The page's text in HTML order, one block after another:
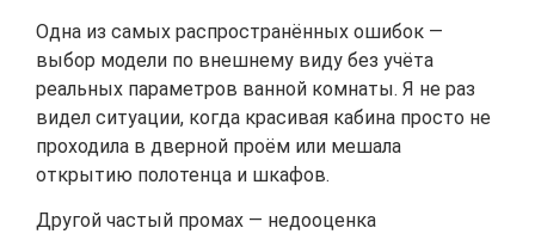
Одна из самых распространённых ошибок —
выбор модели по внешнему виду без учёта
реальных параметров ванной комнаты. Я не раз
видел ситуации, когда красивая кабина просто не
проходила в дверной проём или мешала
открытию полотенца и шкафов.
Другой частый промах — недооценка